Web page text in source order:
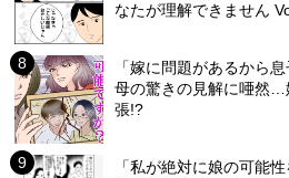
なたが理解できません
「嫁に問題があるから
母の驚きの見解に唖然…
張!?
「私が絶対に娘の可能